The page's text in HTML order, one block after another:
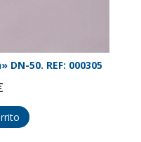
50. REF: 000305